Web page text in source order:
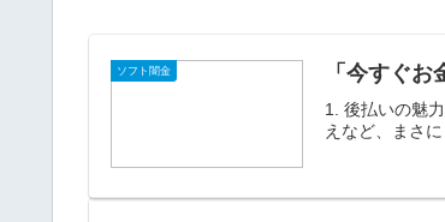
ソフト闇金 「今すぐ
1. 後払いの魅
えなど、まさ